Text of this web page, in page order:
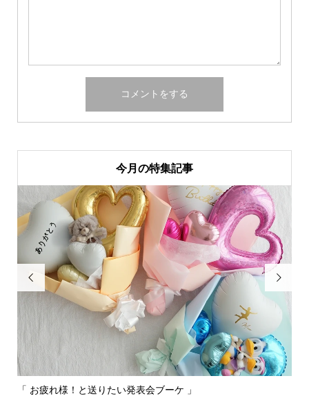
今月の特集記事

「 お疲れ様！と送りたい発表会ブーケ 」
